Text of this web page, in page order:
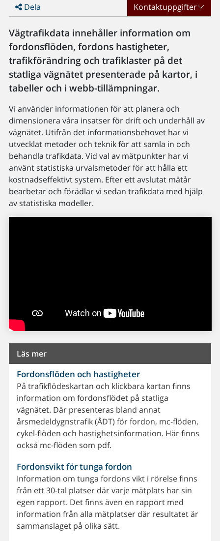
Dela Kontaktuppgifter
Vägtrafikdata innehåller information om
fordonsflöden, fordons hastigheter,
trafikförändring och trafiklaster på det
statliga vägnätet presenterade på kartor, i
tabeller och i webb-tillämpningar.
Vi använder informationen för att planera och
dimensionera våra insatser för drift och underhåll av
vägnätet. Utifrån det informationsbehovet har vi
utvecklat metoder och teknik för att samla in och
behandla trafikdata. Vid val av mätpunkter har vi
använt statistiska urvalsmetoder för att hålla ett
kostnadseffektivt system. Efter ett avslutat mätår
bearbetar och förädlar vi sedan trafikdata med hjälp
av statistiska modeller.
Läs mer
Fordonsflöden och hastigheter
På trafikflödeskartan och klickbara kartan finns
information om fordonsflödet på statliga
vägnätet. Där presenteras bland annat
årsmedeldygnstrafik (ÅDT) för fordon, mc-flöden,
cykel-flöden och hastighetsinformation. Här finns
också mc-flöden som pdf.
Fordonsvikt för tunga fordon
Information om tunga fordons vikt i rörelse finns
från ett 30-tal platser där varje mätplats har sin
egen rapport. Det finns även en rapport med
information från alla mätplatser där resultatet är
sammanslaget på olika sätt.